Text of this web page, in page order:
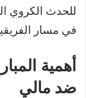
للحدث الكروي
في مسار
أهمية
ضد مالي